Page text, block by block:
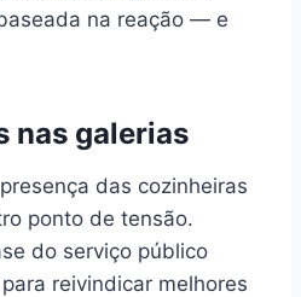
na reação — e
nas galerias
das cozinheiras
ponto de tensão.
do serviço público
reivindicar melhores